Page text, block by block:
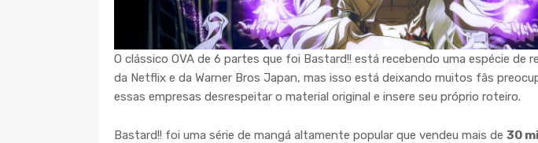
O clássico OVA de 6 partes que foi Bastard!! está recebendo uma espécie de
da Netflix e da Warner Bros Japan, mas isso está deixando muitos fâs
essas empresas desrespeitar o material original e insere seu próprio roteiro.
Bastard!! foi uma série de mangá altamente popular que vendeu mais de 30